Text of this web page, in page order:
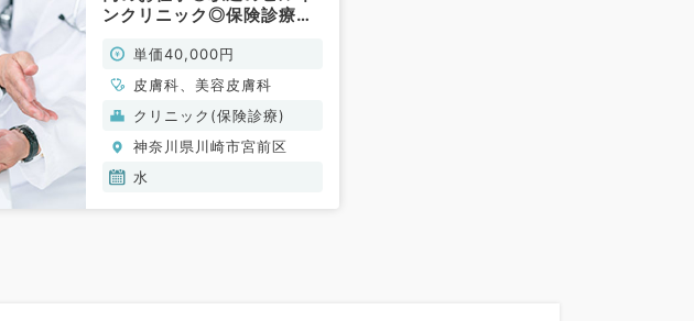
ンクリニック◎保険診療メ
／非常勤）
単価40,000円
皮膚科、美容皮膚科
クリニック(保険診療)
神奈川県川崎市宮前区
水